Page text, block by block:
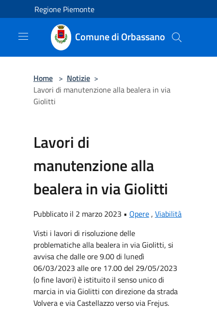
Salta al contenuto principale
Regione Piemonte
Comune di Orbassano
Home > Notizie >
Lavori di manutenzione alla bealera in via
Giolitti
Lavori di
manutenzione alla
bealera in via Giolitti
Pubblicato il 2 marzo 2023 • Opere, Viabilità
Visti i lavori di risoluzione delle
problematiche alla bealera in via Giolitti, si
avvisa che dalle ore 9.00 di lunedì
06/03/2023 alle ore 17.00 del 29/05/2023
(o fine lavori) è istituito il senso unico di
marcia in via Giolitti con direzione da strada
Volvera e via Castellazzo verso via Frejus.